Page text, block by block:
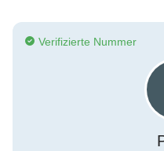
Verifizierte Nummer